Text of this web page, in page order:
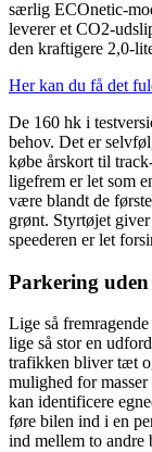
særlig ECOnetic-
leverer et CO2-
den kraftigere 2,0-
Her kan du få det
De 160 hk i
behov. Det er
købe årskort til
ligefrem er let som
være blandt de
grønt. Styrtøjet
speederen er let
Parkering
Lige så
lige så stor en
trafikken bliver tæt
mulighed for masser
kan identificere
føre bilen ind i en
ind mellem to andre